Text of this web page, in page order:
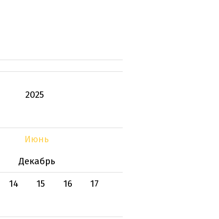
2025
Июнь
Декабрь
14 15 16
17